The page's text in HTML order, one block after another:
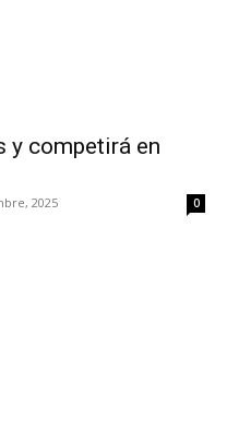
y competirá en
2025 0